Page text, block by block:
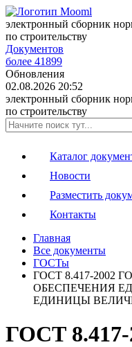
электронный сборник
по строительству
Документов
более 41899
Обновления
02.08.2026 20:52
электронный сборник
по строительству
Каталог
Новости
Разместить
Контакты
Главная
Все документы
ГОСТы
ГОСТ 8.417-2002
ОБЕСПЕЧЕНИЯ
ЕДИНИЦЫ
ГОСТ 8.417-